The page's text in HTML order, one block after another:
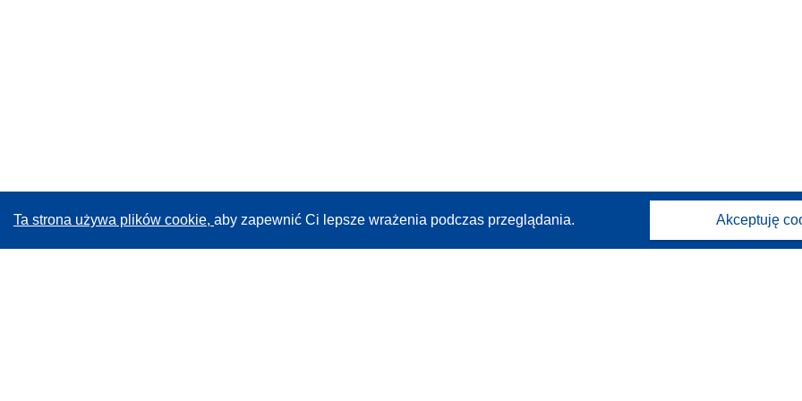
Ta strona używa plików cookie, aby zapewnić Ci lepsze wrażenia podczas przeglądania. Akceptuję